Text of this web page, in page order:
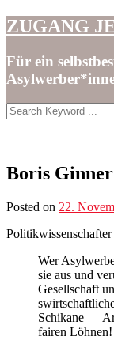
Skip
to
ZUGANG
Für ein
Boris Ginner
Posted on 22.
Poli­tik­wis­senschafter
Wer
sie aus und
Gesellschaft
Schikane —
fairen Löhnen!